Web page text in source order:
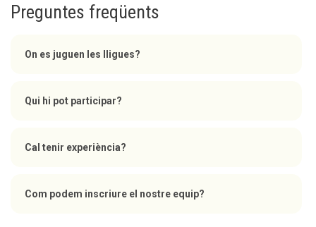
Preguntes freqüents
On es juguen les lligues?
Qui hi pot participar?
Cal tenir experiència?
Com podem inscriure el nostre equip?